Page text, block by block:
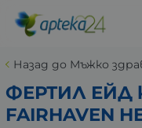
Назад до Мъжко
ФЕРТИЛ ЕЙД
FAIRHAVEN